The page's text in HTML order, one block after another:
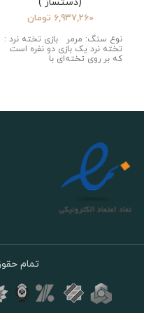
6,937,260 تومان
نوع سنگ: مرمر بازی تخته نرد :
تخته نرد یک بازی دو نفره است
که بر روی تخته‌ای با
تمام